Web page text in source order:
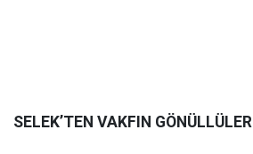
SELEK’TEN VAKFIN